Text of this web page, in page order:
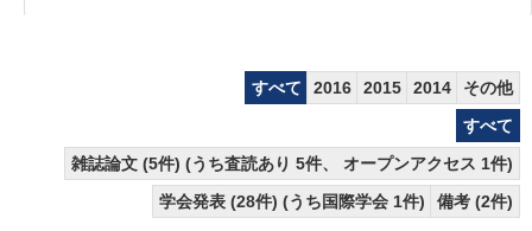
すべて 2016 2015 2014
その他
すべて
雑誌論文 (5件) (うち査読あり 5件、 オープンアクセス 1件)
学会発表 (28件) (うち国際学会 1件)
備考 (2件)